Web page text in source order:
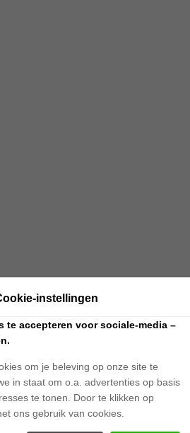
instellingen
te accepteren voor sociale-media –
om je beleving op onze site te
in staat om o.a. advertenties op basis
te tonen. Door te klikken op
ons gebruik van cookies.